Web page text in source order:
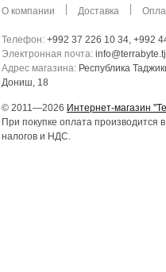
О компании Доставка
Телефон: +992 37 226 10 34, +992
Электронная почта:
Адрес магазина: Республика
Дониш, 18
© 2011—2026 Интернет-магазин
При покупке оплата производится
налогов и НДС.